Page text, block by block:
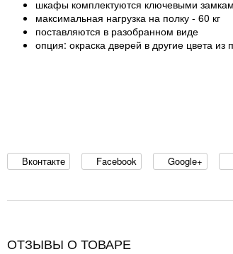
шкафы комплектуются ключевыми
максимальная нагрузка на полку - 60 кг
поставляются в разобранном виде
опция: окраска дверей в другие цвета
Вконтакте Facebook Google+
ОТЗЫВЫ О ТОВАРЕ